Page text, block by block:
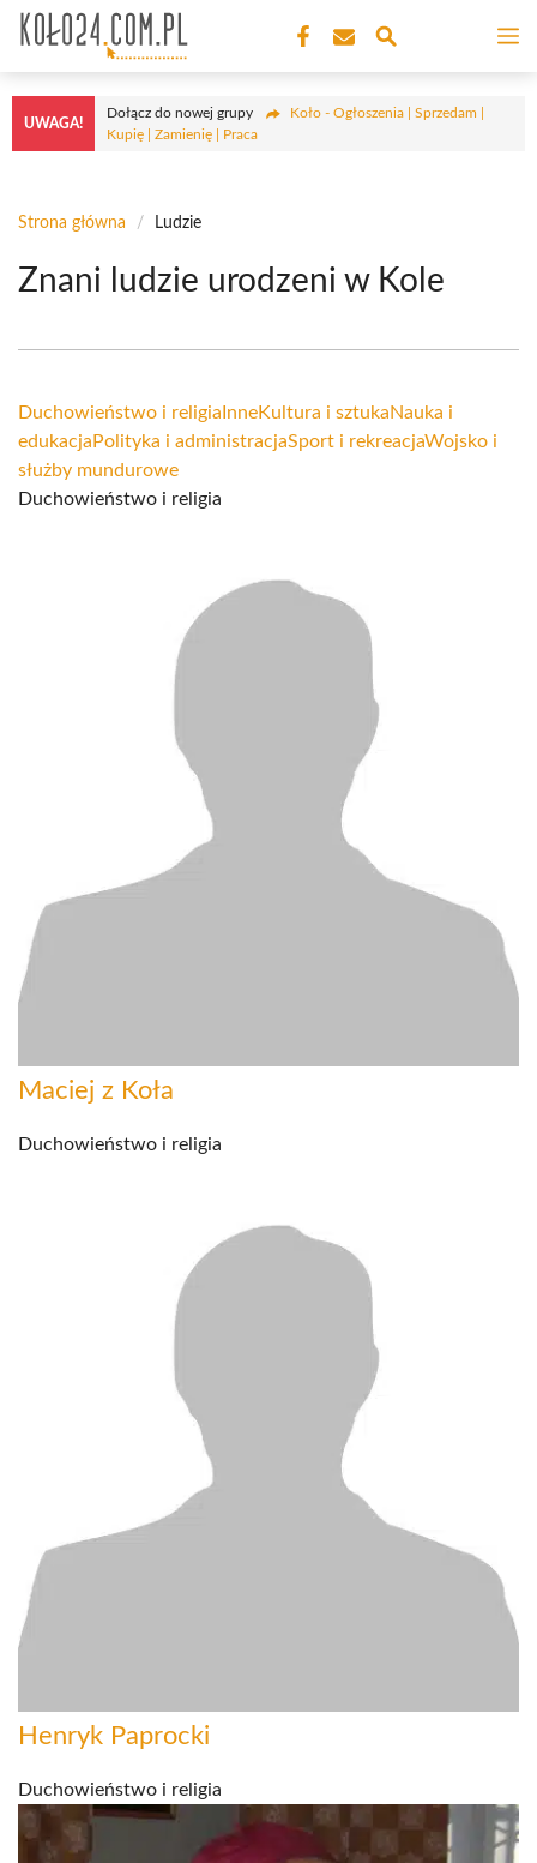
Przejdź
treści
UWAGA!
Dołącz do nowej grupy
Koło - Ogłoszenia | Sprzedam |
Kupię | Zamienię | Praca
Strona główna / Ludzie
Znani ludzie urodzeni w Kole
Duchowieństwo i religia InneKultura i sztukaNauka i
edukacja Polityka i administracjaSport i rekreacjaWojsko i
służby mundurowe
Duchowieństwo i religia
Maciej z Koła
Duchowieństwo i religia
Henryk Paprocki
Duchowieństwo i religia